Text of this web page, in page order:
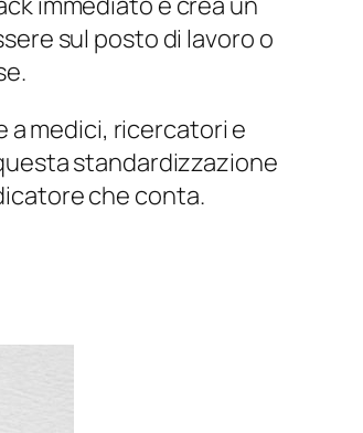
sul posto di lavoro o
a medici, ricercatori e
standardizzazione
che conta.